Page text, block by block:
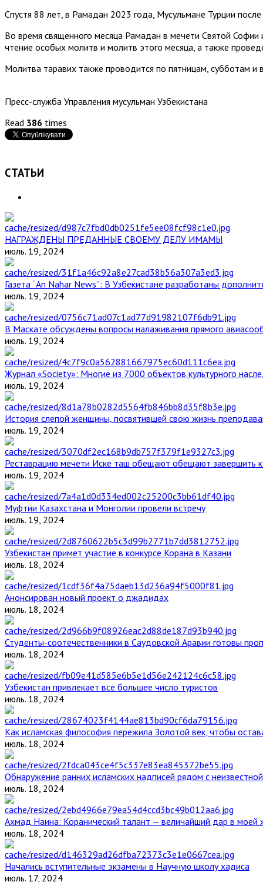
Спустя 88 лет, в Рамадан 2023 года, Мусульмане Турции
Во время священного месяца Рамадан в мечети Святой Софии
чтение особых молитв и молитв этого месяца, а также
Молитва таравих также проводится по пятницам, субботам и
Пресс-служба Управления мусульман Узбекистана
Read 386 times
СТАТЬИ
НАГРАЖДЕНЫ ПРЕДАННЫЕ СВОЕМУ ДЕЛУ ИМАМЫ
июль. 19, 2024
Газета “An Nahar News”: В Узбекистане разработаны
июль. 19, 2024
В Маскате обсуждены вопросы налаживания прямого
июль. 19, 2024
Журнал «Society»: Многие из 7000 объектов культурного
июль. 19, 2024
История слепой женщины, посвятившей свою жизнь
июль. 19, 2024
Реставрацию мечети Иске таш обещают обещают завершить к
июль. 19, 2024
Муфтии Казахстана и Монголии провели встречу
июль. 19, 2024
Узбекистан примет участие в конкурсе Корана в Казани
июль. 18, 2024
Анонсирован новый проект о джадидах
июль. 18, 2024
Студенты-соотечественники в Саудовской Аравии готовы
июль. 18, 2024
Узбекистан привлекает все большее число туристов
июль. 18, 2024
Как исламская философия пережила Золотой век, чтобы
июль. 18, 2024
Обнаружение ранних исламских надписей рядом с
июль. 18, 2024
Ахмад Наина: Коранический талант — величайший дар в моей
июль. 18, 2024
Начались вступительные экзамены в Научную школу хадиса
июль. 17, 2024